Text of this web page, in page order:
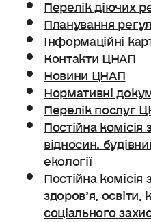
Планування
Інформаційні
Контакти ЦНАП
Новини ЦНАП
Нормативні
Перелік послуг
Постійна
відносин.
екології
Постійна
здоров’я, освіти,
соціального